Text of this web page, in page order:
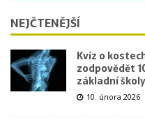
NEJČTENĚJŠÍ
Kvíz o
zodpovědět
základní školy
10. února 2026